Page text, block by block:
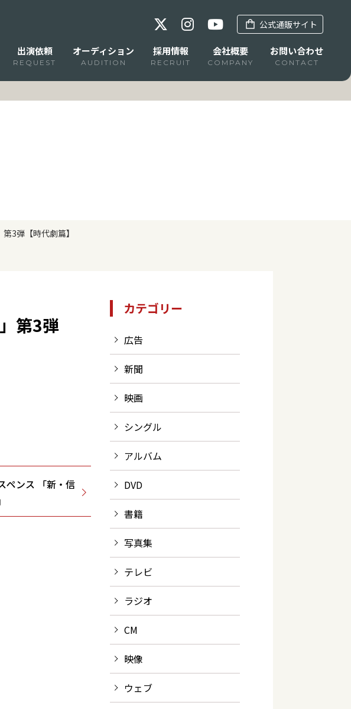
公式通販サイト
出演依頼
REQUEST
オーディション
AUDITION
採用情報
RECRUIT
会社概要
COMPANY
お問い合わせ
CONTACT
3弾【時代劇篇】
第3弾
ペンス 「新・信
カテゴリー
広告
新聞
映画
シングル
アルバム
DVD
書籍
写真集
テレビ
ラジオ
CM
映像
ウェブ